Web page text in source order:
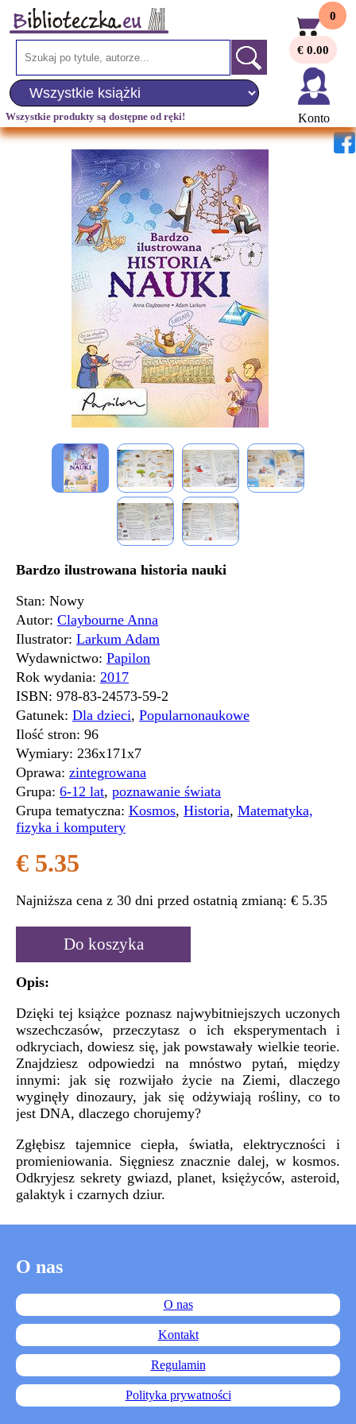
Wszystkie produkty są dostępne od ręki!
0
€ 0.00
Konto
Bardzo ilustrowana historia nauki
Stan: Nowy
Autor: Claybourne Anna
Ilustrator: Larkum Adam
Wydawnictwo: Papilon
Rok wydania: 2017
ISBN: 978-83-24573-59-2
Gatunek: Dla dzieci, Popularnonaukowe
Ilość stron: 96
Wymiary: 236x171x7
Oprawa: zintegrowana
Grupa: 6-12 lat, poznawanie świata
Grupa tematyczna: Kosmos, Historia, Matematyka,
fizyka i komputery
€ 5.35
Najniższa cena z 30 dni przed ostatnią zmianą: € 5.35
Do koszyka
Opis:
Dzięki tej książce poznasz najwybitniejszych uczonych
wszechczasów, przeczytasz o ich eksperymentach i
odkryciach, dowiesz się, jak powstawały wielkie teorie.
Znajdziesz odpowiedzi na mnóstwo pytań, między
innymi: jak się rozwijało życie na Ziemi, dlaczego
wyginęły dinozaury, jak się odżywiają rośliny, co to
jest DNA, dlaczego chorujemy?
Zgłębisz tajemnice ciepła, światła, elektryczności i
promieniowania. Sięgniesz znacznie dalej, w kosmos.
Odkryjesz sekrety gwiazd, planet, księżyców, asteroid,
galaktyk i czarnych dziur.
O nas
O nas
Kontakt
Regulamin
Polityka prywatności